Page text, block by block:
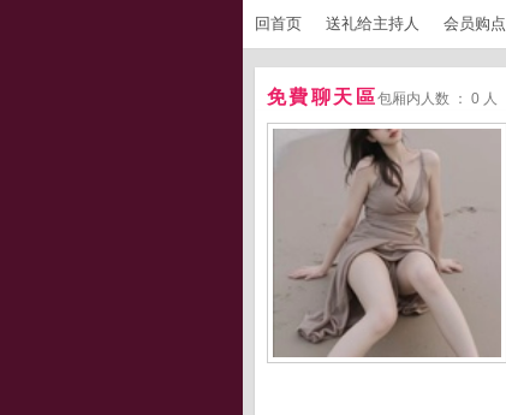
回首页 送礼给主持人 会员购点
免費聊天區包厢内人数 ： 0 人